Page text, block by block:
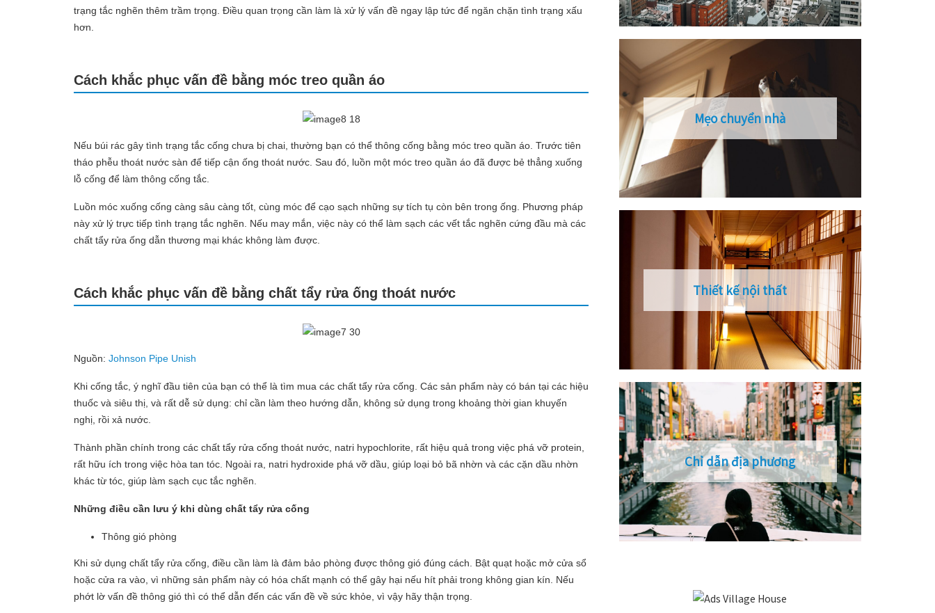
trạng tắc nghẽn thêm trầm trọng. Điều quan trọng cần làm là xử lý vấn đề ngay lập tức để ngăn chặn tình trạng xấu
hơn.
Cách khắc phục vấn đề bằng móc treo quần áo
Nếu búi rác gây tình trạng tắc cống chưa bị chai, thường bạn có thể thông cống bằng móc treo quần áo. Trước tiên
tháo phễu thoát nước sàn để tiếp cận ống thoát nước. Sau đó, luồn một móc treo quần áo đã được bẻ thẳng xuống
lỗ cống để làm thông cống tắc.
Luồn móc xuống cống càng sâu càng tốt, cùng móc để cạo sạch những sự tích tụ còn bên trong ống. Phương pháp
này xử lý trực tiếp tình trạng tắc nghẽn. Nếu may mắn, việc này có thể làm sạch các vết tắc nghẽn cứng đầu mà các
chất tẩy rửa ống dẫn thương mại khác không làm được.
Cách khắc phục vấn đề bằng chất tẩy rửa ống thoát nước
Nguồn: Johnson Pipe Unish
Khi cống tắc, ý nghĩ đầu tiên của bạn có thể là tìm mua các chất tẩy rửa cống. Các sản phẩm này có bán tại các hiệu
thuốc và siêu thị, và rất dễ sử dụng: chỉ cần làm theo hướng dẫn, không sử dụng trong khoảng thời gian khuyến
nghị, rồi xả nước.
Thành phần chính trong các chất tẩy rửa cống thoát nước, natri hypochlorite, rất hiệu quả trong việc phá vỡ protein,
rất hữu ích trong việc hòa tan tóc. Ngoài ra, natri hydroxide phá vỡ dầu, giúp loại bỏ bã nhờn và các cặn dầu nhờn
khác từ tóc, giúp làm sạch cục tắc nghẽn.
Những điều cần lưu ý khi dùng chất tẩy rửa cống
Thông gió phòng
Khi sử dụng chất tẩy rửa cống, điều cần làm là đảm bảo phòng được thông gió đúng cách. Bật quạt hoặc mở cửa sổ
hoặc cửa ra vào, vì những sản phẩm này có hóa chất mạnh có thể gây hại nếu hít phải trong không gian kín. Nếu
phớt lờ vấn đề thông gió thì có thể dẫn đến các vấn đề về sức khỏe, vì vậy hãy thận trọng.
Mẹo chuyển nhà
Thiết kế nội thất
Chỉ dẫn địa phương